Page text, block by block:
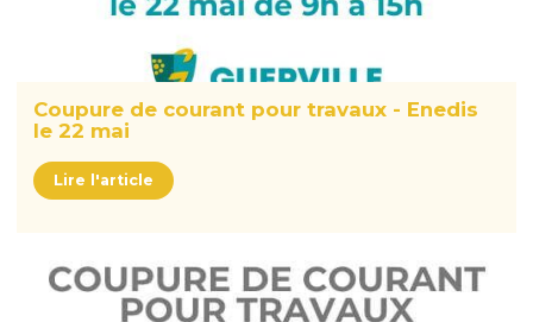
Coupure de courant pour travaux - Enedis
le 22 mai
Lire l'article